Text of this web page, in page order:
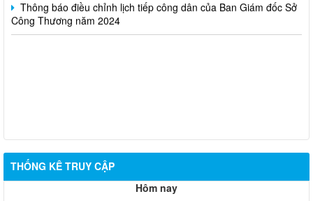
Công Thương năm 2024
THỐNG KÊ TRUY CẬP
Hôm nay